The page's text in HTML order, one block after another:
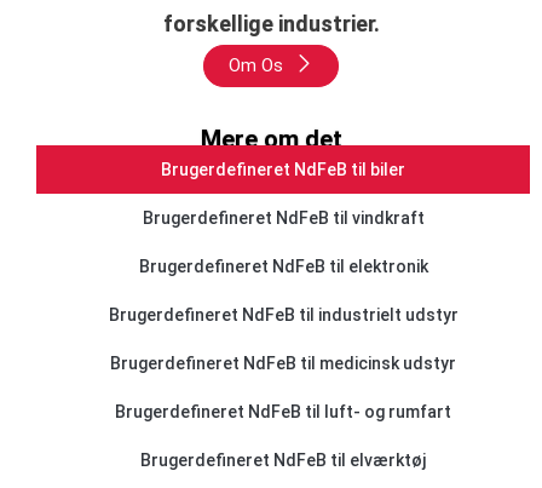
forskellige industrier.
Om Os
Mere om det
Brugerdefineret NdFeB til biler
Brugerdefineret NdFeB til vindkraft
Brugerdefineret NdFeB til elektronik
Brugerdefineret NdFeB til industrielt udstyr
Brugerdefineret NdFeB til medicinsk udstyr
Brugerdefineret NdFeB til luft- og rumfart
Brugerdefineret NdFeB til elværktøj